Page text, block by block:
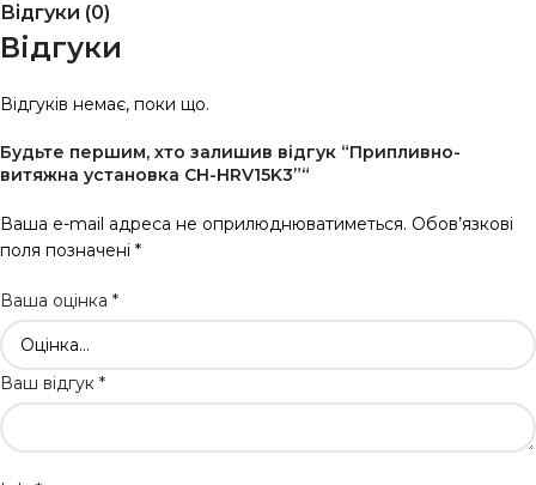
Відгуки (0)
Відгуки
Відгуків немає, поки що.
Будьте першим, хто залишив відгук “Припливно-
витяжна установка CH-HRV15K3”“
Ваша e-mail адреса не оприлюднюватиметься. Обов’язкові
поля позначені *
Ваша оцінка *
Ваш відгук *